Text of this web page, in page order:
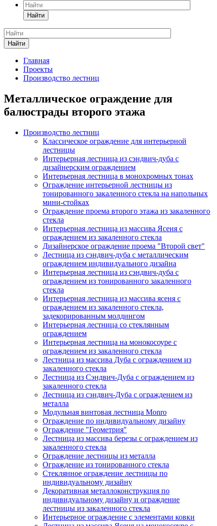
Найти
Найти
Главная
Проекты
Производство лестниц
Металлическое ограждение для
балюстрады второго этажа
Производство лестниц
Классическое ограждение для интерьерной
лестницы
Интерьерная лестница из сэндвич-дуба с
дизайнерским ограждением
Интерьерная лестница в монохромных тонах
Ограждение интерьерной лестницы из
тонированного закаленного стекла на напольных
мини-стойках
Ограждение проема второго этажа из закаленного
стекла
Интерьерная лестница из массива Ясеня с
ограждением из закаленного стекла
Дизайнерское ограждение проема "Второй свет"
Лестница из сэндвич-дуба с металлическим
ограждением индивидуального дизайна
Интерьерная лестница из сэндвич-дуба с
ограждением из тонированного закаленного
стекла
Интерьерная лестница из массива ясеня с
ограждением из закаленного стекла,
задекорированным молдингом
Интерьерная лестница со стеклянным
ограждением
Интерьерная лестница на монокосоуре с
ограждением из закаленного стекла
Лестница из массива Дуба с ограждением из
закаленного стекла
Лестница из Сэндвич-Дуба с ограждением из
закаленного стекла
Лестница из сэндвич-Дуба с ограждением из
металла
Модульная винтовая лестница Monro
Ограждение по индивидуальному дизайну
Ограждение "Геометрия"
Лестница из массива березы с ограждением из
закаленного стекла
Ограждение лестницы из металла
Ограждение из тонированного стекла
Стеклянное ограждение лестницы по
индивидуальному дизайну
Декоративная металлоконструкция по
индивидуальному дизайну и ограждение
лестницы из закаленного стекла
Интерьерное ограждение с элементами ковки